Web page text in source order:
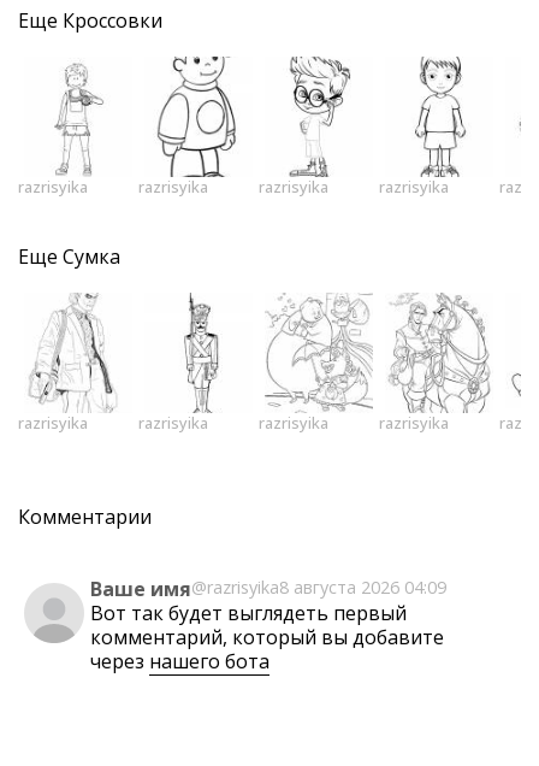
Еще Кроссовки
razrisyika razrisyika razrisyika razrisyika
Еще Сумка
razrisyika razrisyika razrisyika razrisyika
Комментарии
Ваше имя@razrisyika8 августа 2026 04:09
Вот так будет выглядеть первый
комментарий, который вы добавите
через нашего бота